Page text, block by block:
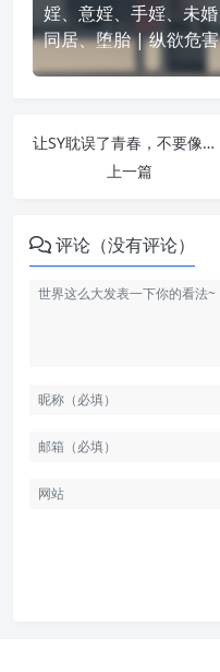
婬、意婬、手婬、未婚
同居、堕胎 | 纵欲危害
让SY耽误了青春，不要像我一样悔之晚矣！ | 纵欲危害
上一篇
评论（没有评论）